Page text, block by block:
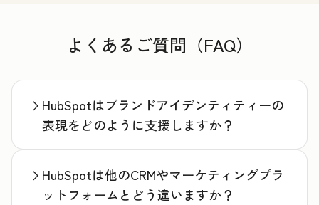
よくあるご質問（FAQ）
HubSpotはブランドアイデンティティーの
表現をどのように支援しますか？
HubSpotは他のCRMやマーケティングプラ
ットフォームとどう違いますか？